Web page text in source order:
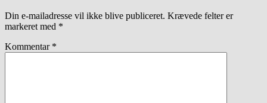
Din e-mailadresse vil ikke blive publiceret. Krævede felter er
markeret med *
Kommentar *